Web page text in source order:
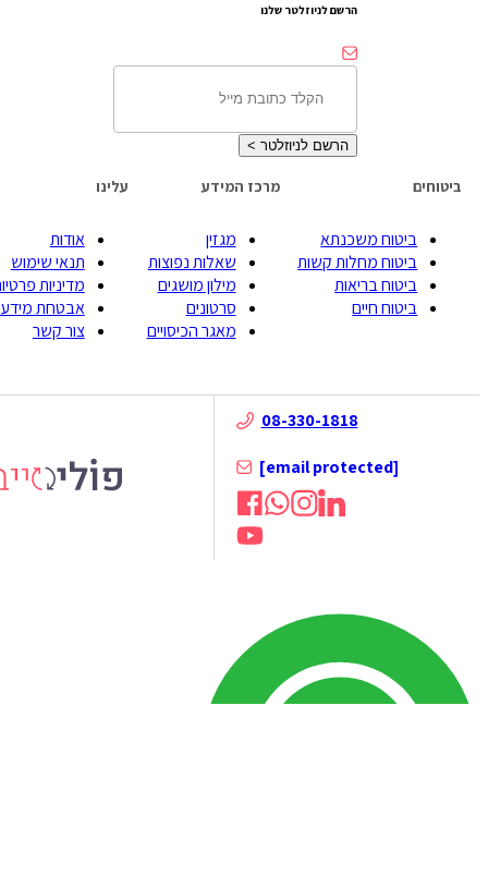
הרשם לניוזלטר שלנו
הרשם לניוזלטר >
ביטוחים
ביטוח משכנתא
ביטוח מחלות קשות
ביטוח בריאות
ביטוח חיים
מרכז המידע
מגזין
שאלות נפוצות
מילון מושגים
סרטונים
מאגר הכיסויים
עלינו
אודות
תנאי שימוש
מדיניות פרטיות
אבטחת מידע
צור קשר
08-330-1818
[email protected]